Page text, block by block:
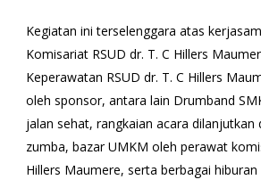
Kegiatan ini terselenggara atas
Komisariat RSUD dr. T. C Hillers
Keperawatan RSUD dr. T. C Hillers
oleh sponsor, antara lain Drumband
jalan sehat, rangkaian acara dilanjutkan
zumba, bazar UMKM oleh perawat
Hillers Maumere, serta berbagai hiburan